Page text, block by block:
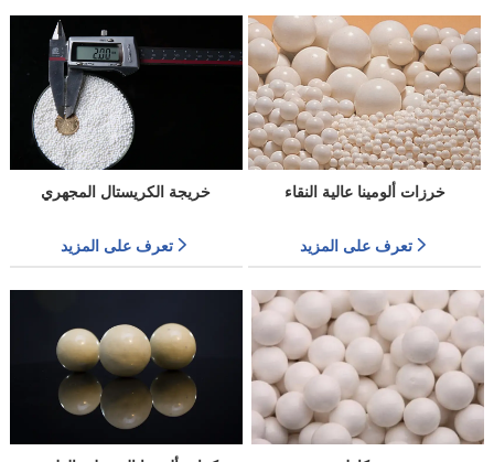
خريجة الكريستال المجهري
تعرف على المزيد
خرزات ألومينا عالية النقاء
تعرف على المزيد